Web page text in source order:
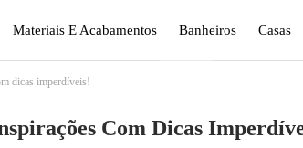
Materiais E Acabamentos Banheiros Casas
Paisagismo E Jardinagem
dicas imperdíveis!
Com Dicas